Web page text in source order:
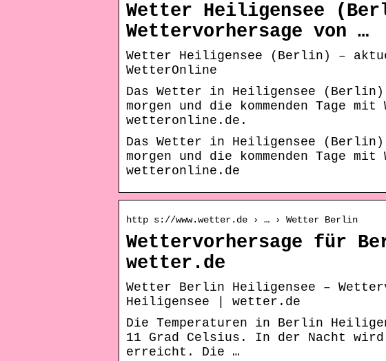
Wetter Heiligensee
Wettervorhersage von …
Wetter Heiligensee (Berlin) –
WetterOnline
Das Wetter in Heiligensee
morgen und die kommenden Tage
wetteronline.de.
Das Wetter in Heiligensee
morgen und die kommenden Tage
wetteronline.de
http s://www.wetter.de › … › Wetter Berlin
Wettervorhersage für
wetter.de
Wetter Berlin Heiligensee –
Heiligensee | wetter.de
Die Temperaturen in Berlin
11 Grad Celsius. In der Nacht
erreicht. Die …